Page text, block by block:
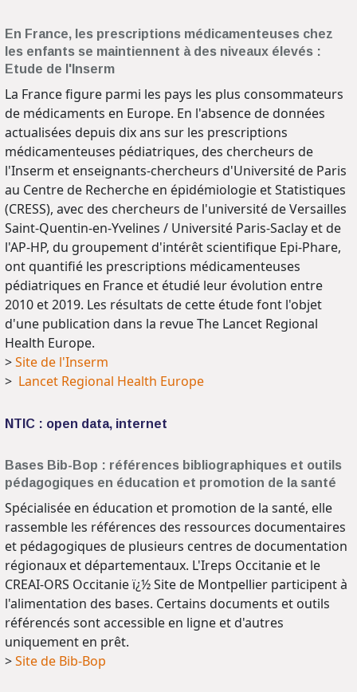
En France, les prescriptions médicamenteuses chez
les enfants se maintiennent à des niveaux élevés :
Etude de l'Inserm
La France figure parmi les pays les plus consommateurs
de médicaments en Europe. En l'absence de données
actualisées depuis dix ans sur les prescriptions
médicamenteuses pédiatriques, des chercheurs de
l'Inserm et enseignants-chercheurs d'Université de Paris
au Centre de Recherche en épidémiologie et Statistiques
(CRESS), avec des chercheurs de l'université de Versailles
Saint-Quentin-en-Yvelines / Université Paris-Saclay et de
l'AP-HP, du groupement d'intérêt scientifique Epi-Phare,
ont quantifié les prescriptions médicamenteuses
pédiatriques en France et étudié leur évolution entre
2010 et 2019. Les résultats de cette étude font l'objet
d'une publication dans la revue The Lancet Regional
Health Europe.
>Site de l'Inserm
> Lancet Regional Health Europe
NTIC : open data, internet
Bases Bib-Bop : références bibliographiques et outils
pédagogiques en éducation et promotion de la santé
Spécialisée en éducation et promotion de la santé, elle
rassemble les références des ressources documentaires
et pédagogiques de plusieurs centres de documentation
régionaux et départementaux. L'Ireps Occitanie et le
CREAI-ORS Occitanie ï¿½ Site de Montpellier participent à
l'alimentation des bases. Certains documents et outils
référencés sont accessible en ligne et d'autres
uniquement en prêt.
>Site de Bib-Bop